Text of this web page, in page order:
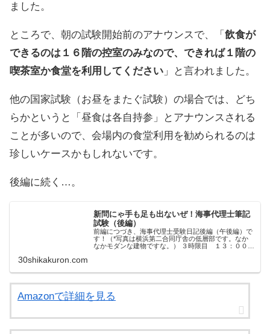
ました。
ところで、朝の試験開始前のアナウンスで、「 飲食が
できるのは１６階の控室のみなので、できれば１階の
喫茶室か食堂を利用してください 」と言われました。
他の国家試験（お昼をまたぐ試験）の場合では、どち
らかというと「昼食は各自持参」とアナウンスされる
ことが多いので、会場内の食堂利用を勧められるのは
珍しいケースかもしれないです。
後編に続く…。
新問にゃ手も足も出ないぜ！海事代理士筆記
試験（後編）
前編につづき、海事代理士受験日記後編（午後編）で
す！（*写真は横浜第二合同庁舎の低層部です。なか
なかモダンな建物ですな。） ３時限目 １３：００～
30shikakuron.com
Amazonで詳細を見る